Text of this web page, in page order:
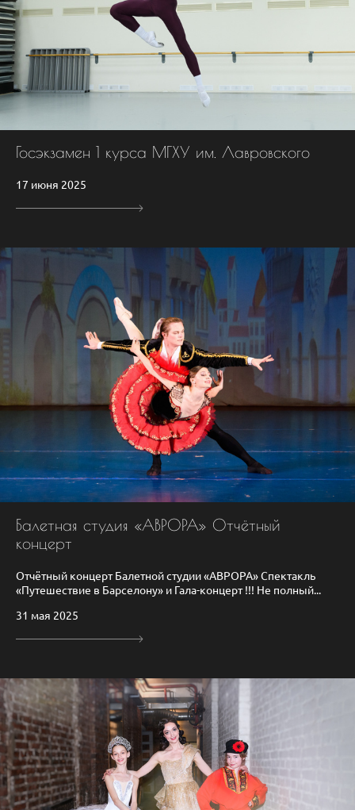
Госэкзамен 1 курса МГХУ им. Лавровского
17 июня 2025
Балетная студия «АВРОРА» Отчётный
концерт
Отчётный концерт Балетной студии «АВРОРА» Спектакль
«Путешествие в Барселону» и Гала-концерт !!! Не полный...
31 мая 2025